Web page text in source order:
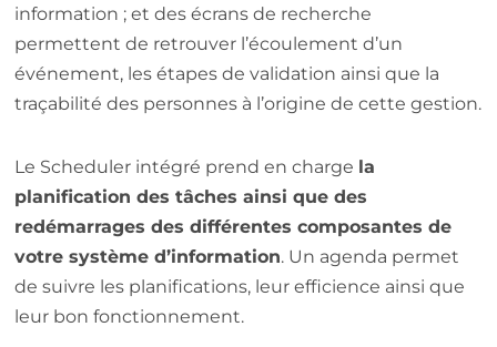
information ; et des écrans de recherche
permettent de retrouver l’écoulement d’un
événement, les étapes de validation ainsi que la
traçabilité des personnes à l’origine de cette gestion.
Le Scheduler intégré prend en charge la
planification des tâches ainsi que des
redémarrages des différentes composantes de
votre système d’information. Un agenda permet
de suivre les planifications, leur efficience ainsi que
leur bon fonctionnement.